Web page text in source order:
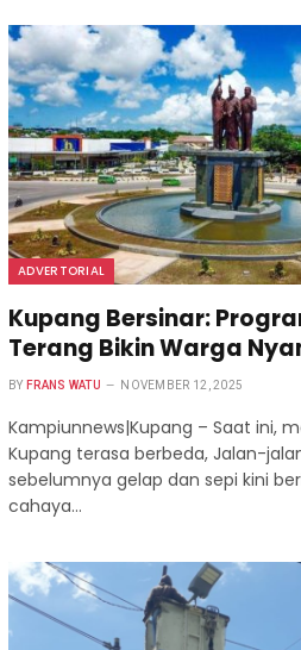
ADVERTORIAL
Kupang Bersinar:
Terang Bikin Warga
BY FRANS WATU NOVEMBER 12, 2025
Kampiunnews|Kupang – Saat ini,
Kupang terasa berbeda, Jalan-
sebelumnya gelap dan sepi kini
cahaya…